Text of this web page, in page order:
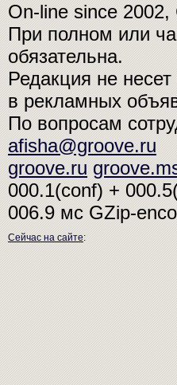
On-line since
При полном или
обязательна.
Редакция не
в рекламных
По вопросам
afisha@groove.ru
groove.ru
000.1(conf) +
006.9 мсGZip-
Сейчас на сайте: